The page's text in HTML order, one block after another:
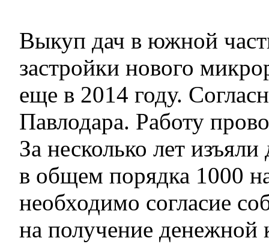
Выкуп дач в южной
застройки нового
еще в 2014 году.
Павлодара. Работу
За несколько лет
в общем порядка 1000
необходимо согласие
на получение денежной